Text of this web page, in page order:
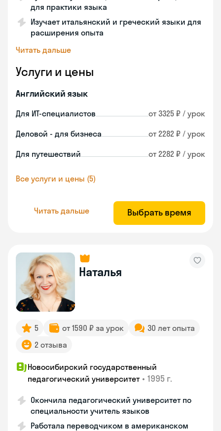
для практики языка
Изучает итальянский и греческий языки для
расширения опыта
Читать дальше
Услуги и цены
Английский язык
Для ИТ-специалистов от 3325 ₽ / урок
Деловой - для бизнеса от 2282 ₽ / урок
Для путешествий от 2282 ₽ / урок
Все услуги и цены (5)
Читать дальше Выбрать время
Наталья
5 от 1590 ₽ за урок
30 лет опыта
2 отзыва
Новосибирский государственный
педагогический университет • 1995 г.
Окончила педагогический университет по
специальности учитель языков
Работала переводчиком в американском